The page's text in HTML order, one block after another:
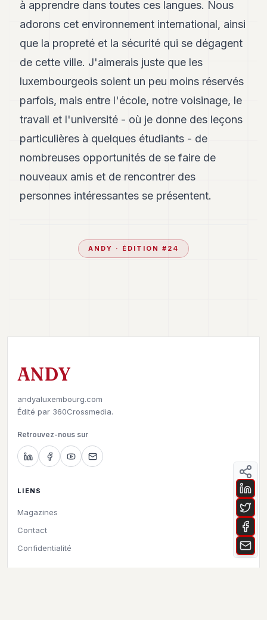
à apprendre dans toutes ces langues. Nous
adorons cet environnement international, ainsi
que la propreté et la sécurité qui se dégagent
de cette ville. J'aimerais juste que les
luxembourgeois soient un peu moins réservés
parfois, mais entre l'école, notre voisinage, le
travail et l'université - où je donne des leçons
particulières à quelques étudiants - de
nombreuses opportunités de se faire de
nouveaux amis et de rencontrer des
personnes intéressantes se présentent.
ANDY · ÉDITION # 24
ANDY
andyaluxembourg.com
Édité par 360Crossmedia.
Retrouvez-nous sur
LIENS
Magazines
Contact
Confidentialité